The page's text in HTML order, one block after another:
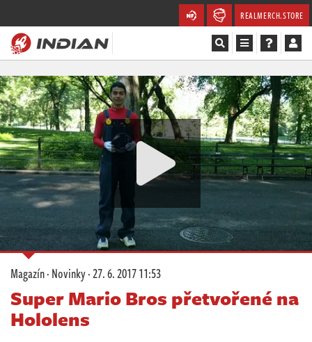
REALMERCH.STORE
Magazín
Recenze
Videa
Soutěže
Komunita
Redakce
Živě
Magazín·Novinky·27. 6. 2017 11:53
Super Mario Bros přetvořené na
Hololens